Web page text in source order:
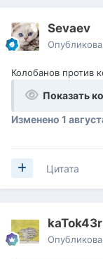
Sevaev
Колобанов против
Показать
Изменено 1
Цитата